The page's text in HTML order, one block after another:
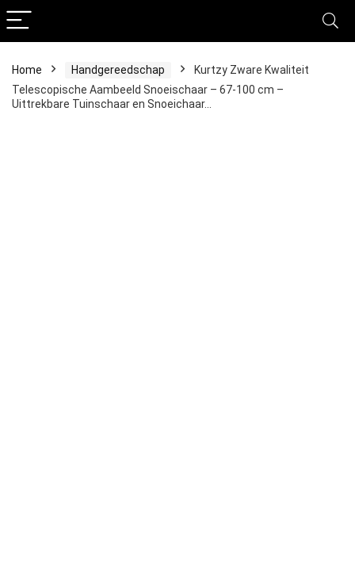
Home Handgereedschap
Kurtzy Zware Kwaliteit
Telescopische Aambeeld Snoeischaar – 67-100 cm –
Uittrekbare Tuinschaar en Snoeichaar…